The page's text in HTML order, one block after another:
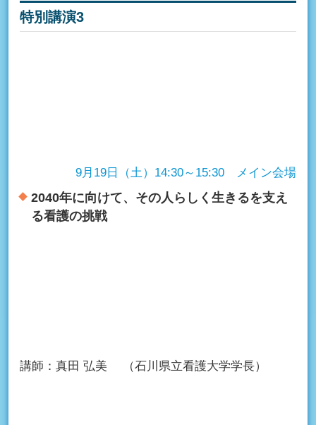
特別講演3
9月19日（土）14:30～15:30 メイン会場
2040年に向けて、その人らしく生きるを支え
る看護の挑戦
講師： 真田 弘美 （石川県立看護大学学長）